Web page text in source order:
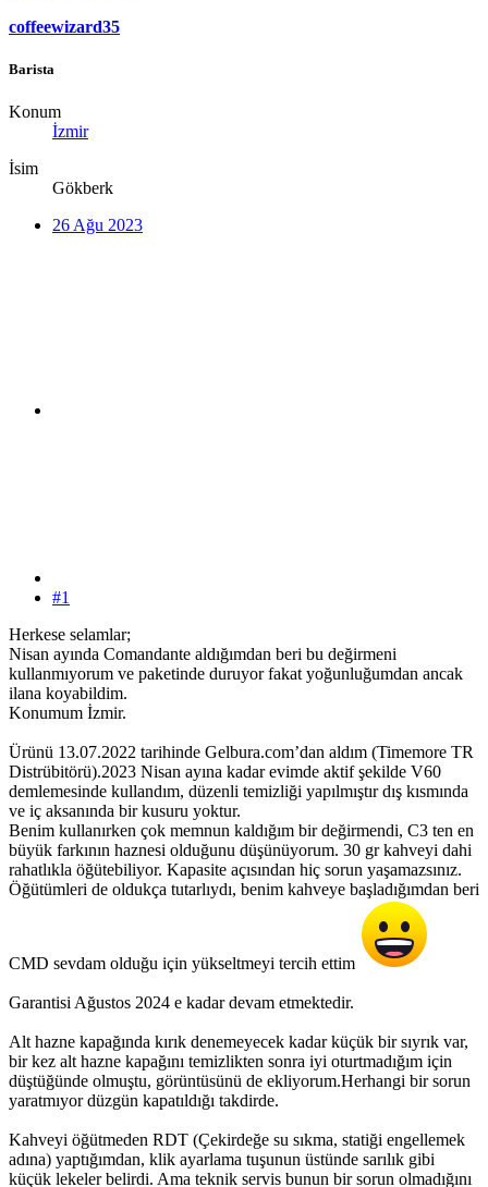
coffeewizard35
Barista
Konum
İzmir
İsim
Gökberk
26 Ağu 2023
#1
Herkese selamlar;
Nisan ayında Comandante aldığımdan beri bu değirmeni
kullanmıyorum ve paketinde duruyor fakat yoğunluğumdan ancak
ilana koyabildim.
Konumum İzmir.
Ürünü 13.07.2022 tarihinde Gelbura.com’dan aldım (Timemore TR
Distrübitörü).2023 Nisan ayına kadar evimde aktif şekilde V60
demlemesinde kullandım, düzenli temizliği yapılmıştır dış kısmında
ve iç aksanında bir kusuru yoktur.
Benim kullanırken çok memnun kaldığım bir değirmendi, C3 ten en
büyük farkının haznesi olduğunu düşünüyorum. 30 gr kahveyi dahi
rahatlıkla öğütebiliyor. Kapasite açısından hiç sorun yaşamazsınız.
Öğütümleri de oldukça tutarlıydı, benim kahveye başladığımdan beri
CMD sevdam olduğu için yükseltmeyi tercih ettim
Garantisi Ağustos 2024 e kadar devam etmektedir.
Alt hazne kapağında kırık denemeyecek kadar küçük bir sıyrık var,
bir kez alt hazne kapağını temizlikten sonra iyi oturtmadığım için
düştüğünde olmuştu, görüntüsünü de ekliyorum.Herhangi bir sorun
yaratmıyor düzgün kapatıldığı takdirde.
Kahveyi öğütmeden RDT (Çekirdeğe su sıkma, statiği engellemek
adına) yaptığımdan, klik ayarlama tuşunun üstünde sarılık gibi
küçük lekeler belirdi. Ama teknik servis bunun bir sorun olmadığını